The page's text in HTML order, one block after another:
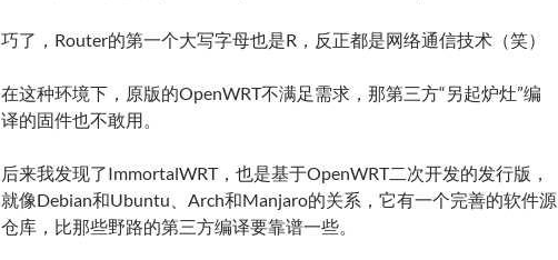
巧了，Router的第一个大写字母也是R，反正都是网络通信技术（笑）
在这种环境下，原版的OpenWRT不满足需求，那第三方“另起炉灶”编
译的固件也不敢用。
后来我发现了ImmortalWRT，也是基于OpenWRT二次开发的发行版，
就像Debian和Ubuntu、Arch和Manjaro的关系，它有一个完善的软件源
仓库，比那些野路的第三方编译要靠谱一些。